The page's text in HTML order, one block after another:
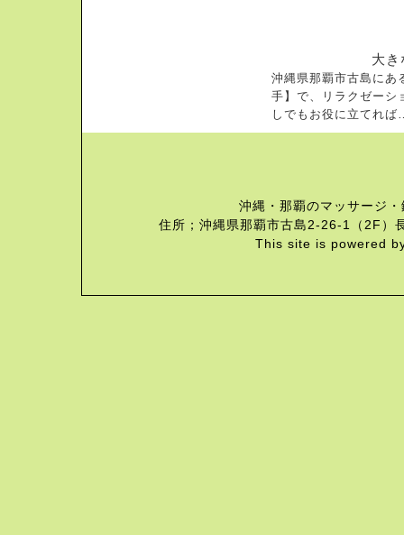
大
沖縄県那覇市古島にあ
手】で、リラクゼーシ
しでもお役に立てれ
沖縄・那覇のマッサージ
住所；沖縄県那覇市古島2-26-1（2F
This site is powered